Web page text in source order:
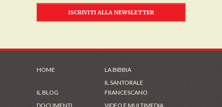
ISCRIVITI ALLA NEWSLETTER
HOME LA BIBBIA
IL BLOG
IL SANTORALE
FRANCESCANO
DOCUMENTI
VIDEO E MULTIMEDIA